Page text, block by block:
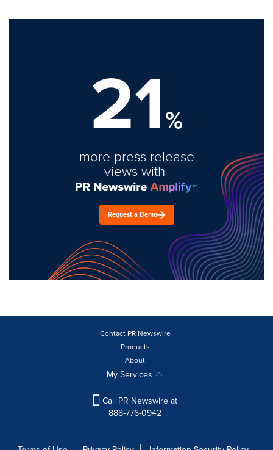
21%
more press release
views with
Request a Demo
Contact PR Newswire
Products
About
My Services
Call PR Newswire at
888-776-0942